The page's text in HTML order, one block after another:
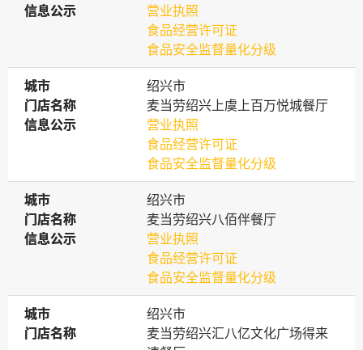
信息公示
信息公示
营业执照
食品经营许可证
食品安全监督量化分级
城市
城市
绍兴市
门店名称
门店名称
麦当劳绍兴上虞上百万悦城餐厅
信息公示
信息公示
营业执照
食品经营许可证
食品安全监督量化分级
城市
城市
绍兴市
门店名称
门店名称
麦当劳绍兴八佰伴餐厅
信息公示
信息公示
营业执照
食品经营许可证
食品安全监督量化分级
城市
城市
绍兴市
门店名称
门店名称
麦当劳绍兴汇八亿文化广场得来